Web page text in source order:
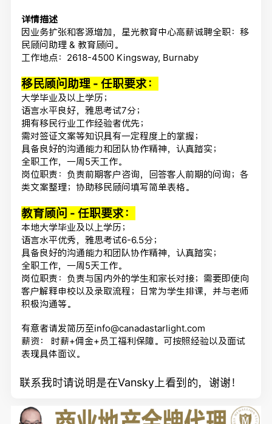
详情描述
因业务扩张和客源增加，星光教育中心高薪诚聘全职：移
民顾问助理 & 教育顾问。
工作地点：2618-4500 Kingsway, Burnaby
移民顾问助理 - 任职要求：
大学毕业及以上学历；
语言水平良好，雅思考试7分；
拥有移民行业工作经验者优先；
需对签证文案等知识具有一定程度上的掌握；
具备良好的沟通能力和团队协作精神，认真踏实；
全职工作，一周5天工作。
岗位职责：负责前期客户咨询，回答客人前期的问询；各
类文案整理；协助移民顾问填写简单表格。
教育顾问 - 任职要求：
本地大学毕业及以上学历；
语言水平优秀，雅思考试6-6.5分；
具备良好的沟通能力和团队协作精神，认真踏实；
全职工作，一周5天工作。
岗位职责：负责与国内外的学生和家长对接；需要即使向
客户解释申校以及录取流程；日常为学生排课，并与老师
积极沟通等。
有意者请发简历至info@canadastarlight.com
薪资： 时薪+佣金+员工福利保障。可按照经验以及面试
表现具体面议。
联系我时请说明是在Vansky上看到的，谢谢！